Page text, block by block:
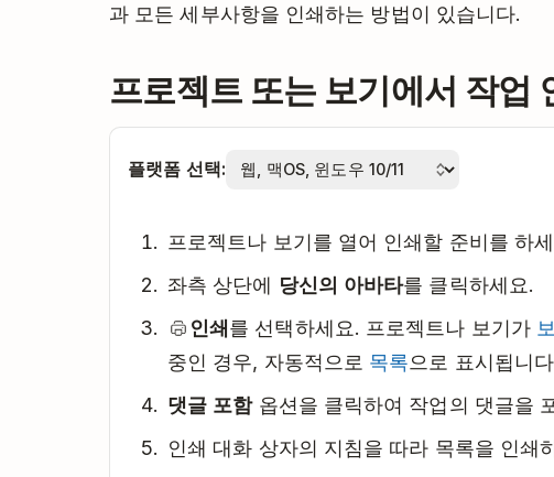
과 모든 세부사항을 인쇄하는 방법이 있습니다.
프로젝트 또는 보기에서 작업
플랫폼 선택:
프로젝트나 보기를 열어 인쇄할 준비를 하
좌측 상단에 당신의 아바타를 클릭하세요.
인쇄를 선택하세요. 프로젝트나 보기가
중인 경우, 자동적으로 목록으로 표시됩니
댓글 포함옵션을 클릭하여 작업의 댓글을
인쇄 대화 상자의 지침을 따라 목록을 인쇄